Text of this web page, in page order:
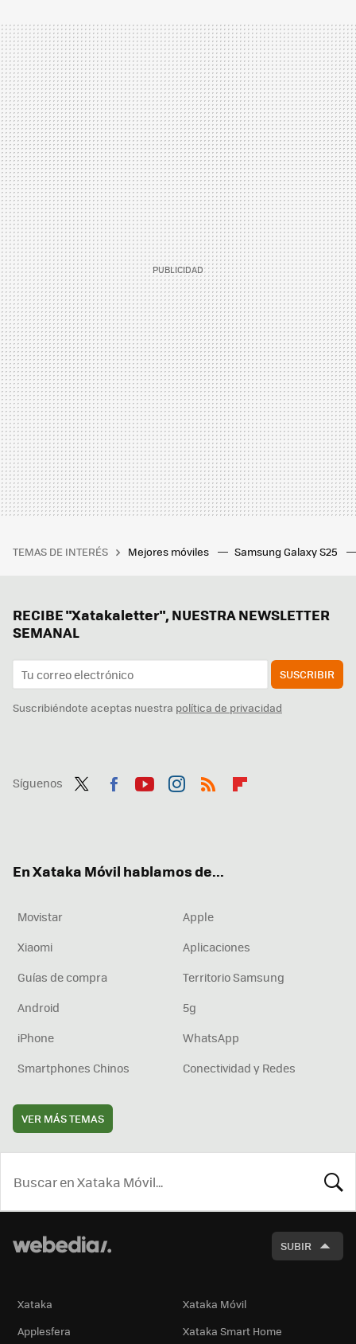
TEMAS DE INTERÉS Mejores móviles Samsung Galaxy S25
RECIBE "Xatakaletter", NUESTRA NEWSLETTER
SEMANAL
SUSCRIBIR
Suscribiéndote aceptas nuestra política de privacidad
Síguenos
En Xataka Móvil hablamos de...
Movistar
Apple
Xiaomi
Aplicaciones
Guías de compra
Territorio Samsung
Android
5g
iPhone
WhatsApp
Smartphones Chinos
Conectividad y Redes
VER MÁS TEMAS
SUBIR
Xataka
Xataka Móvil
Applesfera
Xataka Smart Home